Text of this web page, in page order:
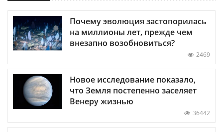
Почему эволюция застопорилась
на миллионы лет, прежде чем
внезапно возобновиться?
2469
Новое исследование показало,
что Земля постепенно заселяет
Венеру жизнью
36442